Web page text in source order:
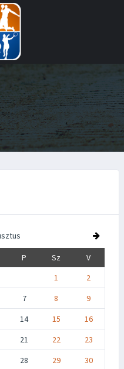
P Sz
V
1
2
7 8
9
14 15
16
21 22
23
28 29
30